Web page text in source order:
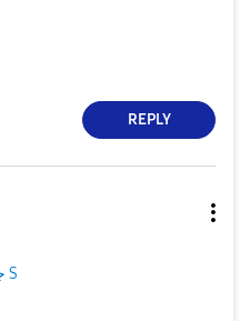
REPLY
جالاكسى S